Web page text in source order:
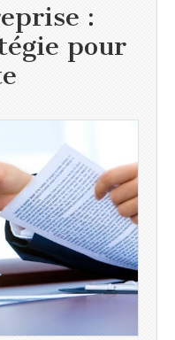
:
pour